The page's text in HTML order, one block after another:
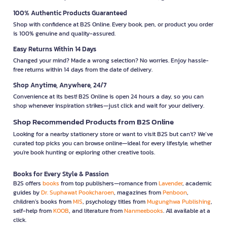
100% Authentic Products Guaranteed
Shop with confidence at B2S Online. Every book, pen, or product you order
is 100% genuine and quality-assured.
Easy Returns Within 14 Days
Changed your mind? Made a wrong selection? No worries. Enjoy hassle-
free returns within 14 days from the date of delivery.
Shop Anytime, Anywhere, 24/7
Convenience at its best! B2S Online is open 24 hours a day, so you can
shop whenever inspiration strikes—just click and wait for your delivery.
Shop Recommended Products from B2S Online
Looking for a nearby stationery store or want to visit B2S but can't? We’ve
curated top picks you can browse online—ideal for every lifestyle, whether
you're book hunting or exploring other creative tools.
Books for Every Style & Passion
B2S offers books from top publishers—romance fromLavender, academic
guides byDr. Suphawat Pookcharoen, magazines fromPenboon,
children’s books fromMIS, psychology titles fromMugunghwa Publishing,
self-help fromKOOB, and literature fromNanmeebooks. All available at a
click.